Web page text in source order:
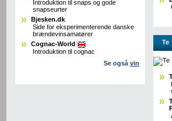
Introduktion til snaps og gode
snapseurter
Bjesken.dk
Side for eksperimenterende danske
brændevinsamatører
Cognac-World
Introduktion til cognac
Se også vin
Te